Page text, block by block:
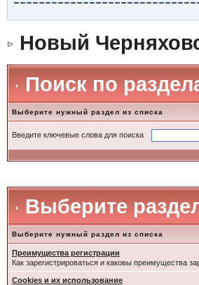
Новый
Поиск по
Выберите нужный раздел из списка
Введите ключевые слова для поиска
Выберите
Выберите нужный раздел из списка
Преимущества регистрации
Как зарегистрироваться и каковы преимущества
Cookies и их использование